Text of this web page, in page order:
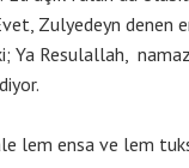
Zulyedeyn denen
Ya Resulallah,
lem ensa ve lem